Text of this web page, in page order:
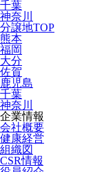
千葉
神奈川
分譲地TOP
熊本
福岡
大分
佐賀
鹿児島
千葉
神奈川
企業情報
会社概要
健康経営
組織図
CSR情報